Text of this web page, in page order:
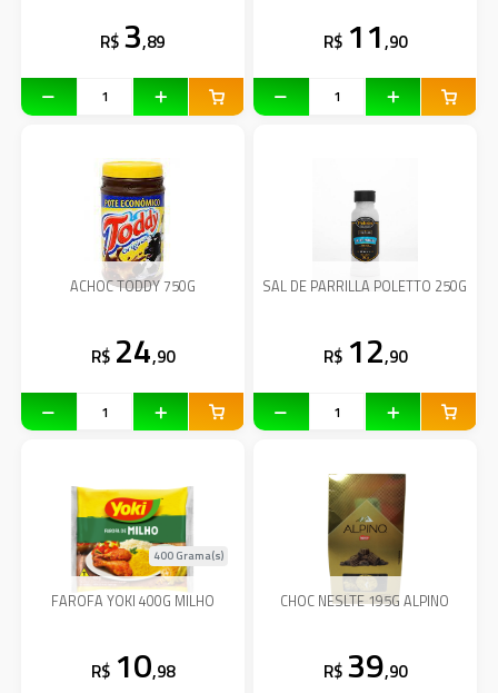
R$ 3,89 R$ 11,90
ACHOC TODDY 750G
R$ 24,90
SAL DE PARRILLA POLETTO 250G
R$ 12,90
FAROFA YOKI 400G MILHO
400 Grama(s)
R$ 10,98
CHOC NESLTE 195G ALPINO
R$ 39,90